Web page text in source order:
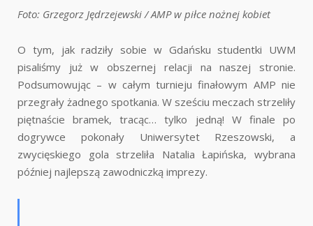
Foto: Grzegorz Jędrzejewski / AMP w piłce nożnej kobiet
O tym, jak radziły sobie w Gdańsku studentki UWM
pisaliśmy już w obszernej relacji na naszej stronie.
Podsumowując – w całym turnieju finałowym AMP nie
przegrały żadnego spotkania. W sześciu meczach strzeliły
piętnaście bramek, tracąc… tylko jedną! W finale po
dogrywce pokonały Uniwersytet Rzeszowski, a
zwycięskiego gola strzeliła Natalia Łapińska, wybrana
później najlepszą zawodniczką imprezy.